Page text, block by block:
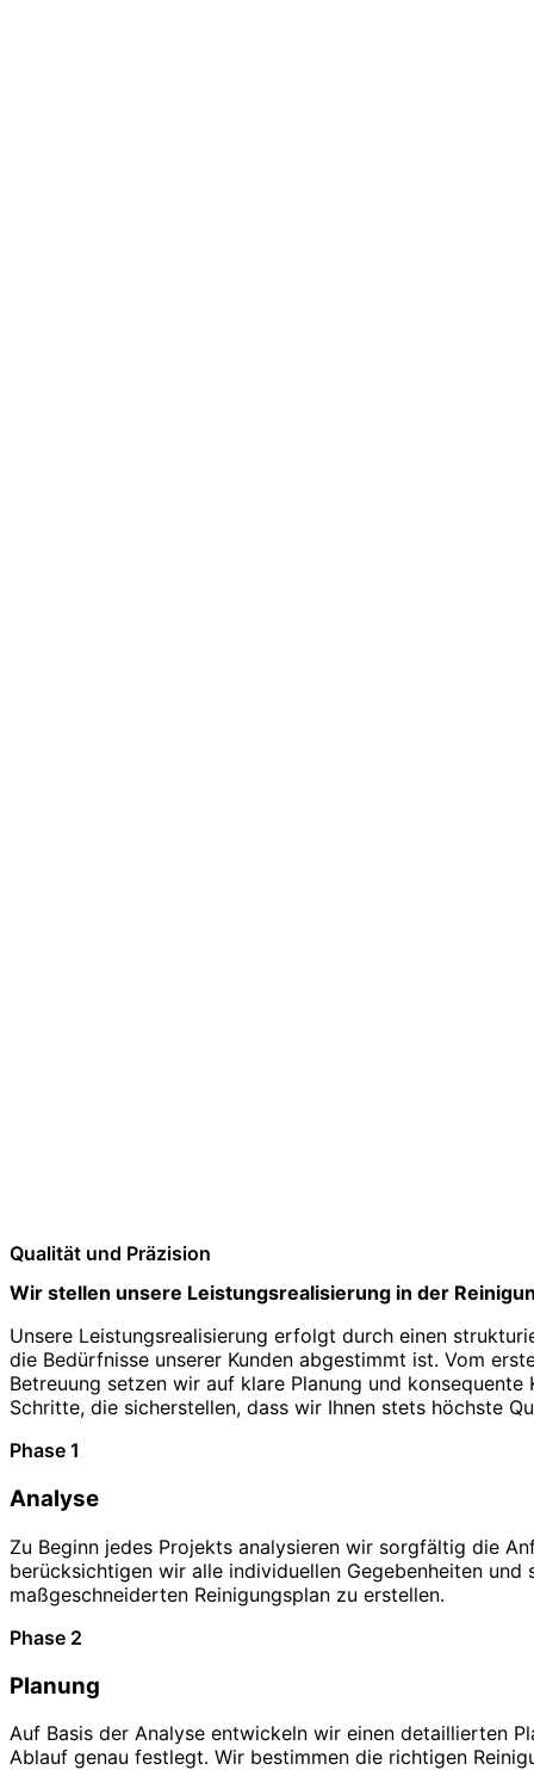
Qualität und Präzision
Wir stellen unsere Leistungsrealisierung in der
Unsere Leistungsrealisierung erfolgt durch einen
die Bedürfnisse unserer Kunden abgestimmt ist. Vom
Betreuung setzen wir auf klare Planung und
Schritte, die sicherstellen, dass wir Ihnen stets höchste
Phase 1
Analyse
Zu Beginn jedes Projekts analysieren wir sorgfältig die
berücksichtigen wir alle individuellen Gegebenheiten und
maßgeschneiderten Reinigungsplan zu erstellen.
Phase 2
Planung
Auf Basis der Analyse entwickeln wir einen detaillierten
Ablauf genau festlegt. Wir bestimmen die richtigen